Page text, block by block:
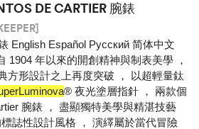
DE CARTIER 腕錶
English Español Pусский 简体中文
1904 年以來的開創精神與制表美學 ，
方形設計之上再度突破 ， 以超輕量鈦
® 夜光塗層指針 ， 兩款個
腕錶 ， 盡顯獨特美學與精湛技藝
誌性設計風格 ， 演繹屬於當代冒險